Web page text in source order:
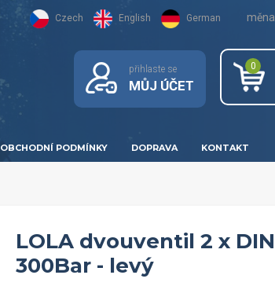
Czech English German měna
přihlaste se
MŮJ ÚČET
0
OBCHODNÍ PODMÍNKY DOPRAVA KONTAKT
LOLA dvouventil 2 x DIN
300Bar - levý